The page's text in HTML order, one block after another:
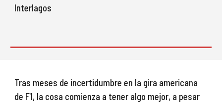
Interlagos
Tras meses de incertidumbre en la gira americana
de F1, la cosa comienza a tener algo mejor, a pesar